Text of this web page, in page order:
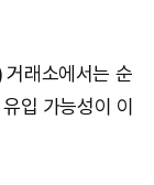
거래소에서는 순
입 가능성이 이